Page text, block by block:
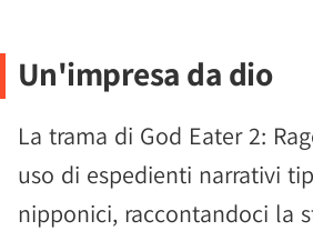
Un'impresa da dio
La trama di God Eater 2:
uso di espedienti narrativi
nipponici, raccontandoci la